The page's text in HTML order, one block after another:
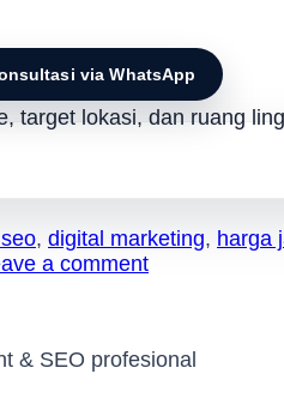
via WhatsApp
lokasi, dan ruang
, digital marketing, harga
a comment
& SEO profesional